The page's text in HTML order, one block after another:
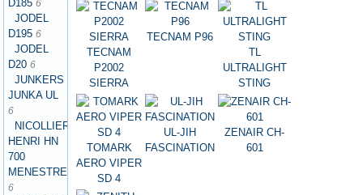
D185 6
JODEL
D195 6
JODEL
D20 6
JUNKERS
JUNKA UL
6
NICOLLIER
HENRI HN
700
MENESTREL
6
TECNAM
P2002
SIERRA
TECNAM P96
TL
ULTRALIGHT
STING
TOMARK
AERO VIPER
SD 4
UL-JIH
FASCINATION
ZENAIR CH-
601